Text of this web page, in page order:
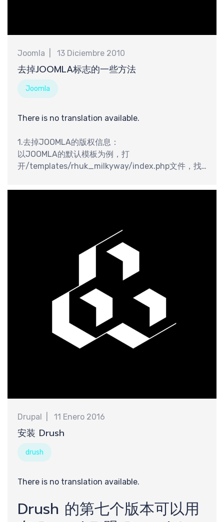
Joomla 13 Diciembre 2010
去掉JOOMLA标志的一些方法
Joomla
There is no translation available.
1.去掉JOOMLA的版权信息：
以JOOMLA的默认模板为例，打
开/templates/rhuk_milkyway/index.php文件，找
Drupal 11 Enero 2016
安装 Drush
drush
There is no translation available.
Drush 的第七个版本可以用